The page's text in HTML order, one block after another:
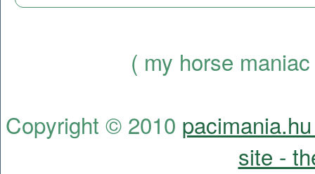
( my horse
Copyright © 2010
site -